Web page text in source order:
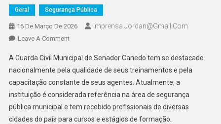
Geral Segurança Pública
16 De Março De 2026 Imprensa.jordan@gmail.com
Leave A CommentOn
De
Senador
Canedo
Ministra
Curso
Para
A Guarda Civil Municipal de Senador Canedo tem se destacado
nacionalmente pela qualidade de seus treinamentos e pela
capacitação constante de seus agentes. Atualmente, a
instituição é considerada referência na área de segurança
pública municipal e tem recebido profissionais de diversas
cidades do país para cursos e estágios de formação.